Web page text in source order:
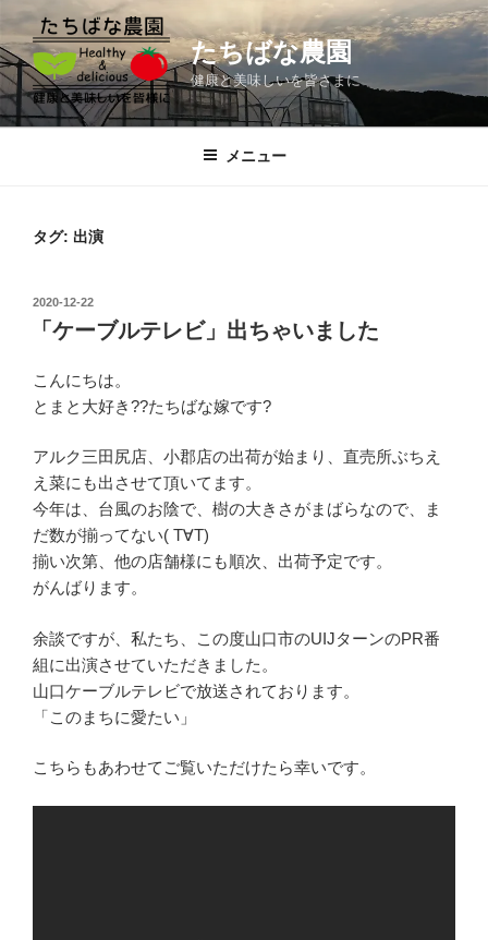
ン
テ
ン
ツ
たちばな農園
健康と美味しいを皆さまに
メニュー
タグ: 出演
投
2020-12-22
「ケーブルテレビ」出ちゃいました
こんにちは。
とまと大好き??たちばな嫁です?
アルク三田尻店、小郡店の出荷が始まり、直売所ぶちえ
え菜にも出させて頂いてます。
今年は、台風のお陰で、樹の大きさがまばらなので、ま
だ数が揃ってない( T∀T)
揃い次第、他の店舗様にも順次、出荷予定です。
がんばります。
余談ですが、私たち、この度山口市のUIJターンのPR番
組に出演させていただきました。
山口ケーブルテレビで放送されております。
「このまちに愛たい」
こちらもあわせてご覧いただけたら幸いです。